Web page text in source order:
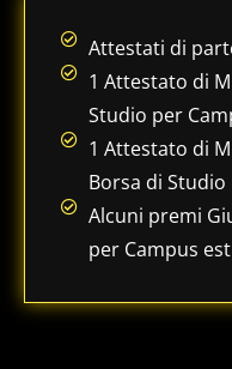
Attestati di
1 Attestato di
Studio per
1 Attestato di
Borsa di
Alcuni premi
per Campus